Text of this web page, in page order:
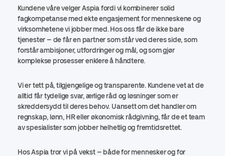
Kundene våre velger Aspia fordi vi kombinerer solid
fagkompetanse med ekte engasjement for menneskene og
virksomhetene vi jobber med. Hos oss får de ikke bare
tjenester – de får en partner som står ved deres side, som
forstår ambisjoner, utfordringer og mål, og som gjør
komplekse prosesser enklere å håndtere.
Vi er tett på, tilgjengelige og transparente. Kundene vet at de
alltid får tydelige svar, ærlige råd og løsninger som er
skreddersydd til deres behov. Uansett om det handler om
regnskap, lønn, HR eller økonomisk rådgivning, får de et team
av spesialister som jobber helhetlig og fremtidsrettet.
Hos Aspia tror vi på vekst – både for mennesker og for